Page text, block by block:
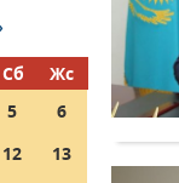
Сб
Жс
5
6
12
13